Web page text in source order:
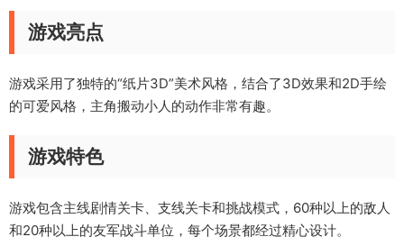
游戏亮点
游戏采用了独特的“纸片3D”美术风格，结合了3D效果和2D手绘
的可爱风格，主角搬动小人的动作非常有趣。
游戏特色
游戏包含主线剧情关卡、支线关卡和挑战模式，60种以上的敌人
和20种以上的友军战斗单位，每个场景都经过精心设计。